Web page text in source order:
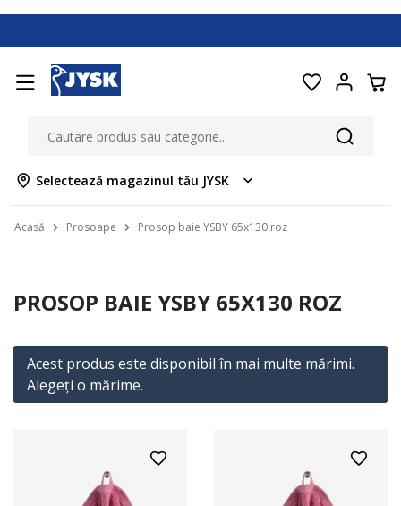
Selectează magazinul tău JYSK
Acasă Prosoape Prosop baie YSBY 65x130 roz
PROSOP BAIE YSBY 65X130 ROZ
Acest produs este disponibil în mai multe mărimi.
Alegeţi o mărime.